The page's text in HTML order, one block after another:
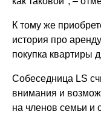
К тому же
история про
покупка квартиры
Собеседница LS
внимания и
на членов семьи и